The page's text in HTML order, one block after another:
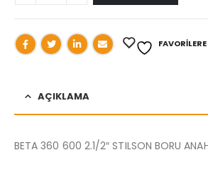
FAVORILERE
AÇIKLAMA
BETA 360 600 2.1/2″ STILSON BORU